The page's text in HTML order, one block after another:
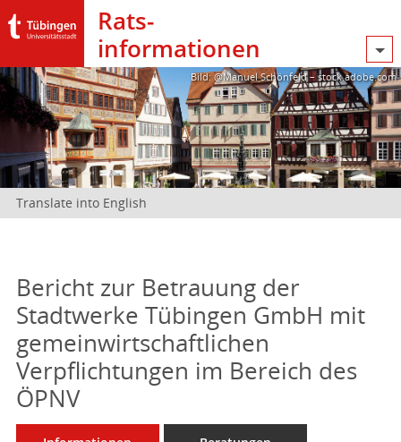
Rats­
informationen
Bild: @Manuel Schönfeld – stock.adobe.com
Translate into English
Bericht zur Betrauung der
Stadtwerke Tübingen GmbH mit
gemeinwirtschaftlichen
Verpflichtungen im Bereich des
ÖPNV